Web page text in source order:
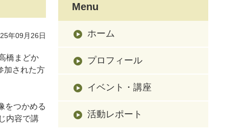
年09月26日
橋まどか
加された方
をつかめる
内容で講
Menu
ホーム
プロフィール
イベント・講座
活動レポート